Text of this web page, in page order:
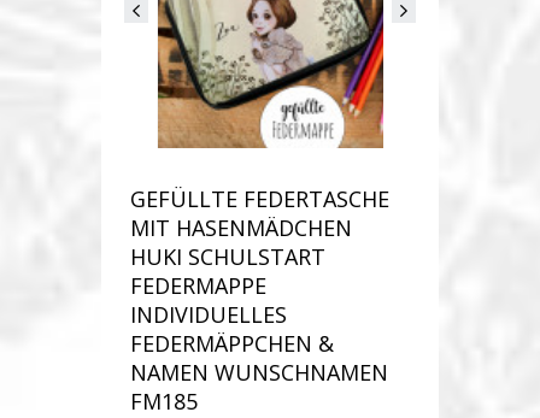
GEFÜLLTE FEDERTASCHE
MIT HASENMÄDCHEN
HUKI SCHULSTART
FEDERMAPPE
INDIVIDUELLES
FEDERMÄPPCHEN &
NAMEN WUNSCHNAMEN
FM185